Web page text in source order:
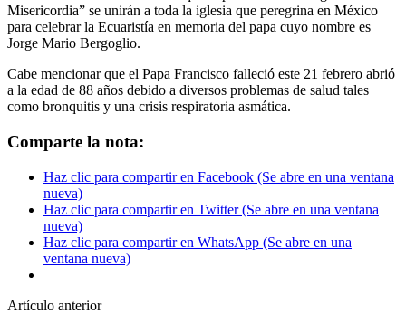
Misericordia” se unirán a toda la iglesia que peregrina en México
para celebrar la Ecuaristía en memoria del papa cuyo nombre es
Jorge Mario Bergoglio.
Cabe mencionar que el Papa Francisco falleció este 21 febrero abrió
a la edad de 88 años debido a diversos problemas de salud tales
como bronquitis y una crisis respiratoria asmática.
Comparte la nota:
Haz clic para compartir en Facebook (Se abre en una ventana
nueva)
Haz clic para compartir en Twitter (Se abre en una ventana
nueva)
Haz clic para compartir en WhatsApp (Se abre en una
ventana nueva)
Artículo anterior